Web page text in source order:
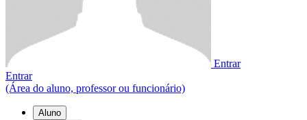
Entrar
Entrar
(Área do aluno, professor ou funcionário)
Aluno